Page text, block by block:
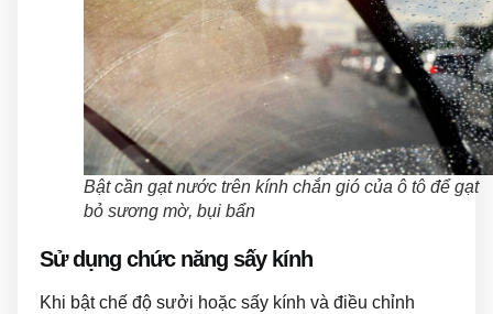
Bật cần gạt nước trên kính chắn gió của ô tô để gạt
bỏ sương mờ, bụi bẩn
Sử dụng chức năng sấy kính
Khi bật chế độ sưởi hoặc sấy kính và điều chỉnh